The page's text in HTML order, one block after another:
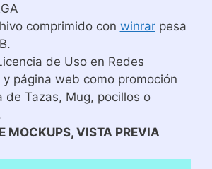
comprimido con winrarpesa
de Uso en Redes
y página web como promoción
de Tazas, Mug, pocillos o
MOCKUPS, VISTA PREVIA